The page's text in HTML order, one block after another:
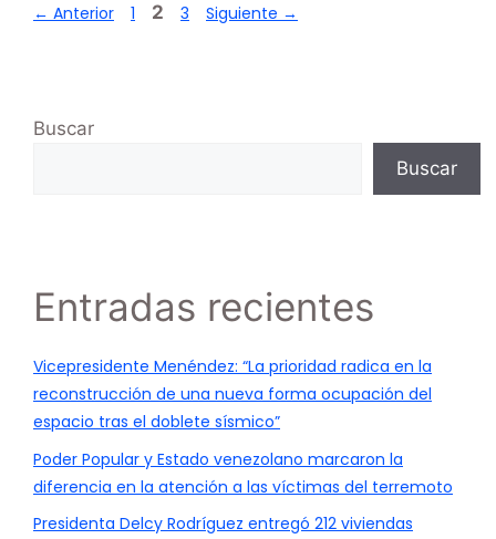
← Anterior 1 2 3 Siguiente →
Buscar
Buscar
Entradas recientes
Vicepresidente Menéndez: “La prioridad radica en la
reconstrucción de una nueva forma ocupación del
espacio tras el doblete sísmico”
Poder Popular y Estado venezolano marcaron la
diferencia en la atención a las víctimas del terremoto
Presidenta Delcy Rodríguez entregó 212 viviendas